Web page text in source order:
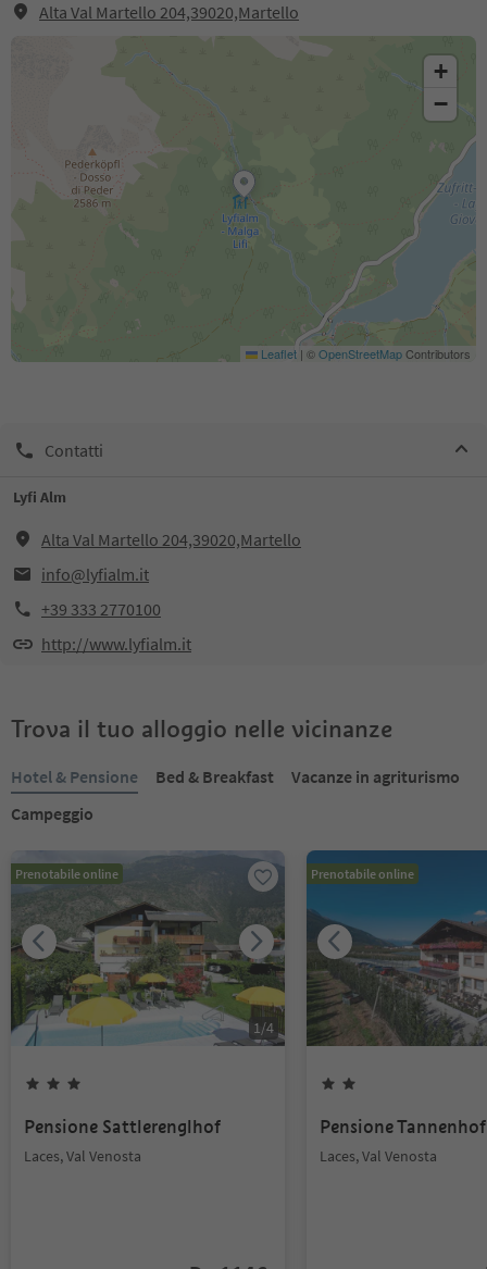
Alta Val Martello 204,39020,Martello
+
−
Leaflet | ©OpenStreetMapContributors
Contatti
Lyfi Alm
Alta Val Martello 204,39020,Martello
info@lyfialm.it
+39 333 2770100
http://www.lyfialm.it
Trova il tuo alloggio nelle vicinanze
Hotel & Pensione Bed & Breakfast
Vacanze in agriturismo
Campeggio
Prenotabile online
1/4
Pensione Sattlerenglhof
Laces, Val Venosta
Prenotabile online
Pensione Tannenhof
Laces, Val Venosta